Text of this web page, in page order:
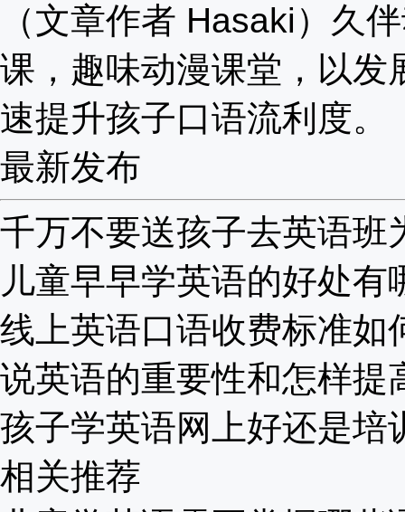
（文章作者 Hasaki）久
课，趣味动漫课堂，以发
速提升孩子口语流利度。
最新发布
千万不要送孩子去英语班
儿童早早学英语的好处有
线上英语口语收费标准如
说英语的重要性和怎样提
孩子学英语网上好还是培
相关推荐